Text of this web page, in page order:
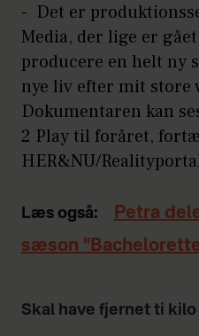
- Det er
Media, der lige er
producere en helt ny
nye liv efter mit store
Dokumentaren kan
2 Play til foråret,
HER&NU/
Læs også:
Petra
sæson
Skal have fjernet ti kilo